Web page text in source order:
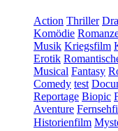
Action Thriller
Komödie
Musik Kriegsfilm
Erotik
Musical Fantasy
Comedy test
Reportage Biopic
Aventure
Historienfilm